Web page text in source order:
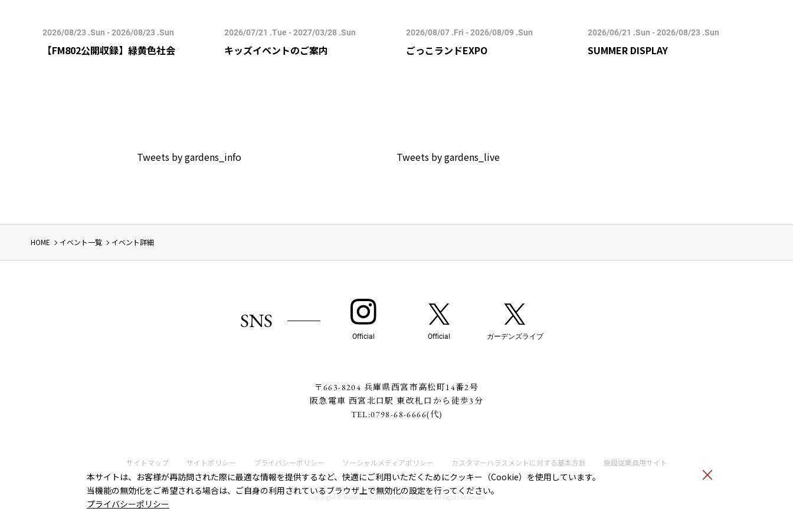
本サイトは、お客様が再訪問された際に最適な情報を提供するなど、快適にご利用いただくためにクッキー（Cookie）を使用しています。
当機能の無効化をご希望される場合は、ご自身の利用されているブラウザ上で無効化の設定を行ってください。
プライバシーポリシー
2026/08/23 .Sun - 2026/08/23 .Sun
【FM802公開収録】緑黄色社会
2026/07/21 .Tue - 2027/03/28 .Sun
キッズイベントのご案内
2026/08/07 .Fri - 2026/08/09 .Sun
ごっこランドEXPO
2026/06/21 .Sun - 2026/08/23 .Sun
SUMMER DISPLAY
Tweets by gardens_info Tweets by gardens_live
HOME イベント一覧 イベント詳細
SNS
Official Official ガーデンズライブ
〒663-8204 兵庫県西宮市高松町14番2号
阪急電車 西宮北口駅 東改札口から徒歩3分
TEL:0798-68-6666(代)
サイトマップ サイトポリシー プライバシーポリシー ソーシャルメディアポリシー カスタマーハラスメントに対する基本方針 施設従業員用サイト
Copyright © HANKYU NISHINOMIYA GARDENS.All Rights Reserved